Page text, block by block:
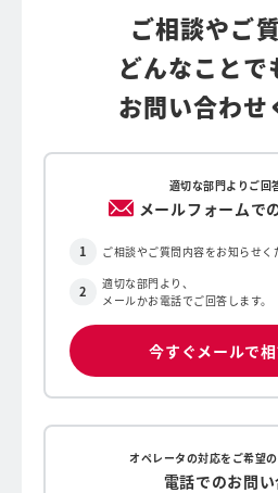
ご相談やご
どんなことで
お問い合わせ
適切な部門よりご回
メールフォームで
ご相談やご質問内容をお知らせく
適切な部門より、
メールかお電話でご回答します。
今すぐメールで
オペレータの対応をご希望
電話でのお問